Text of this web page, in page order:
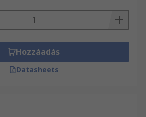
Hozzáadás
Datasheets